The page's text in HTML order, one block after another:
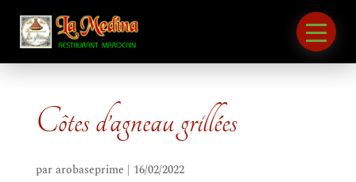
Côtes d’agneau grillées
pararobaseprime | 16/02/2022